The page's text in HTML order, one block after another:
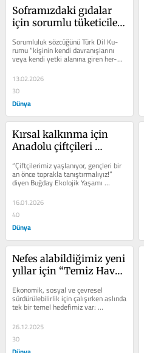
Soframızdaki gıdalar
için sorumlu tüketiciler
Sorumluluk sözcüğünü Türk Dil Ku­
rumu “kişinin kendi davranışları­nı
veya kendi yetki alanına giren her­
hangi bir olayın...
13.02.2026
30
Dünya
Kırsal kalkınma için
Anadolu çiftçileri
“Çiftçilerimiz yaşlanıyor, gençleri bir
an önce toprakla tanıştırmalıyız!”
diyen Buğday Ekolojik Yaşamı
Destele­me Derneği,...
16.01.2026
40
Dünya
Nefes alabildiğimiz yeni
yıllar için “Temiz Hava
Ekonomik, sosyal ve çevresel
sürdürü­lebilirlik için çalışırken aslında
tek bir temel hedefimiz var:
26.12.2025
30